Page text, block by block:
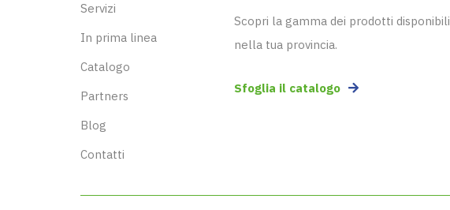
Servizi
In prima linea
Catalogo
Partners
Blog
Contatti
Scopri la gamma dei prodotti disponibili
nella tua provincia.
Sfoglia il catalogo